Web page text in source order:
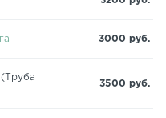
3000 руб.
(Труба
3500 руб.